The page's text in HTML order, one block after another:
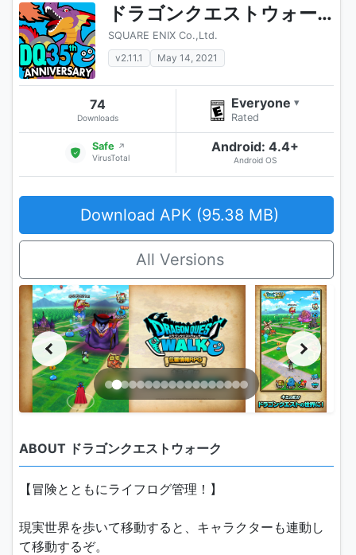
ドラゴンクエストウォーク
SQUARE ENIX Co.,Ltd.
v2.11.1
May 14, 2021
74
Downloads
Everyone ▾
Rated
Safe ↗
VirusTotal
Android: 4.4+
Android OS
Download APK (95.38 MB)
All Versions
ABOUT ドラゴンクエストウォーク
【冒険とともにライフログ管理！】
現実世界を歩いて移動すると、キャラクターも連動し
て移動するぞ。